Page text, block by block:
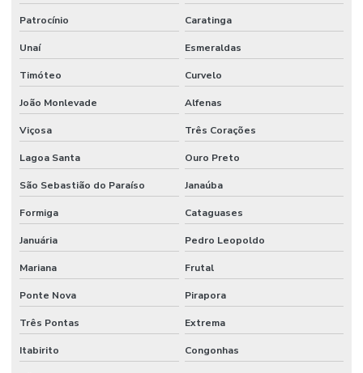
Patrocínio Caratinga
Unaí Esmeraldas
Timóteo Curvelo
João Monlevade Alfenas
Viçosa Três Corações
Lagoa Santa Ouro Preto
São Sebastião do Paraíso Janaúba
Formiga Cataguases
Januária Pedro Leopoldo
Mariana Frutal
Ponte Nova Pirapora
Três Pontas Extrema
Itabirito Congonhas